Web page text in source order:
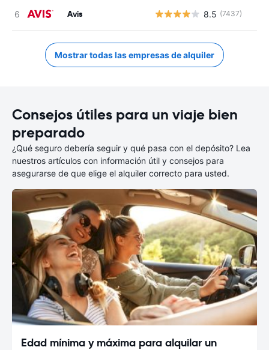
Avis 8.5 (7437)
Mostrar todas las empresas de alquiler
Consejos útiles para un viaje bien
preparado
¿Qué seguro debería seguir y qué pasa con el depósito? Lea
nuestros artículos con información útil y consejos para
asegurarse de que elige el alquiler correcto para usted.
Edad mínima y máxima para alquilar un